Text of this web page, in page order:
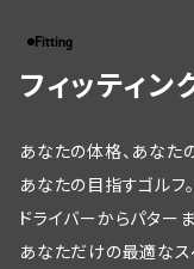
Fitting
フィッティ
あなたの体格、あなた
あなたの目指すゴルフ。
ドライバーからパター
あなただけの最適なス